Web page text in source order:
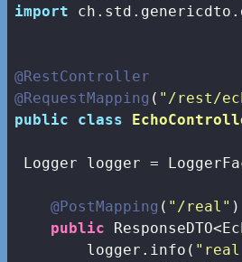
import
@RestController
@RequestMapping ( "/rest/
public
class
Logger logger =
@PostMapping ( "/real" )
public
        logger.info(